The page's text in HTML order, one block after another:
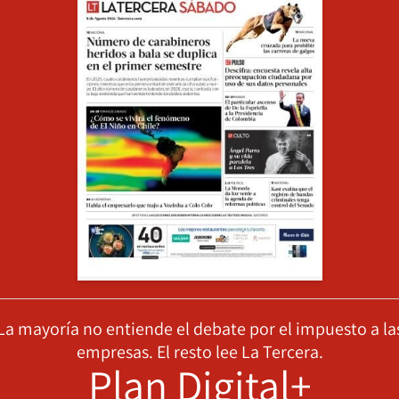
mayoría no entiende el debate por el impuesto a
empresas. El resto lee La Tercera.
Plan Digital+